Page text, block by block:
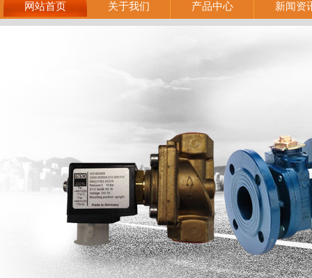
上海申思特自动化设备有限公司
网站首页 关于我们 产品中心 新闻资